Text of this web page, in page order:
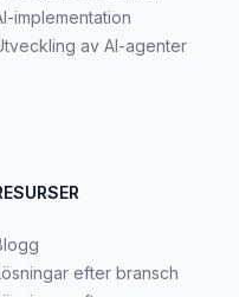
implementation
av AI-agenter
efter bransch